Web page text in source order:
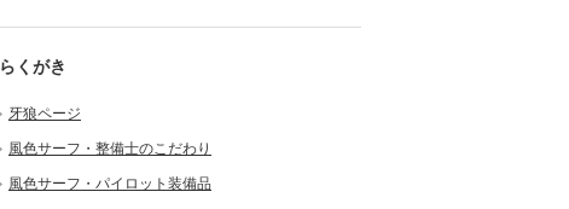
らくがき
牙狼ページ
風色サーフ・整備士のこだわり
風色サーフ・パイロット装備品